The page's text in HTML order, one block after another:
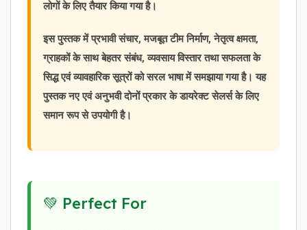
लोगों के लिए तैयार किया गया है।
इस पुस्तक में प्रभावी संचार, मजबूत टीम निर्माण, नेतृत्व क्षमता,
ग्राहकों के साथ बेहतर संबंध, व्यवसाय विस्तार तथा सफलता के
सिद्ध एवं व्यावहारिक सूत्रों को सरल भाषा में समझाया गया है। यह
पुस्तक नए एवं अनुभवी दोनों प्रकार के डायरेक्ट सेलर्स के लिए
समान रूप से उपयोगी है।
💚 Perfect For